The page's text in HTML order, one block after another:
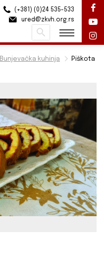
Bunjevačka kuhinja
Piškota
(+381) (0)24 535-533
ured@zkvh.org.rs
Pretraži